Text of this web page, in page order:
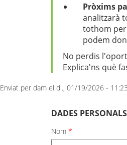
Pròxims
analitzarà
tothom
podem
No perdis
Explica'ns què
Enviat per dam el dl., 01/19/2026 - 11:23
DADES
Nom *